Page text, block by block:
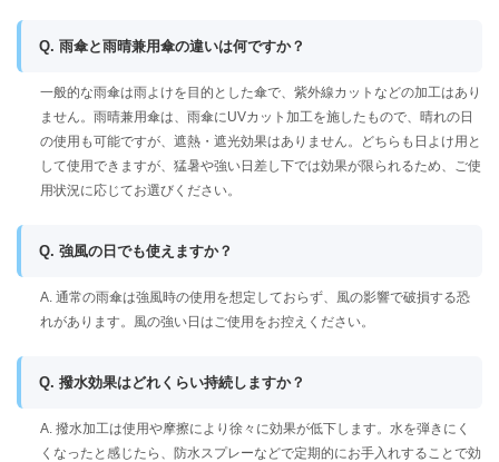
Q. 雨傘と雨晴兼用傘の違いは何ですか？
一般的な雨傘は雨よけを目的とした傘で、紫外線カットなどの加工はあり
ません。雨晴兼用傘は、雨傘にUVカット加工を施したもので、晴れの日
の使用も可能ですが、遮熱・遮光効果はありません。どちらも日よけ用と
して使用できますが、猛暑や強い日差し下では効果が限られるため、ご使
用状況に応じてお選びください。
Q. 強風の日でも使えますか？
A. 通常の雨傘は強風時の使用を想定しておらず、風の影響で破損する恐
れがあります。風の強い日はご使用をお控えください。
Q. 撥水効果はどれくらい持続しますか？
A. 撥水加工は使用や摩擦により徐々に効果が低下します。水を弾きにく
くなったと感じたら、防水スプレーなどで定期的にお手入れすることで効